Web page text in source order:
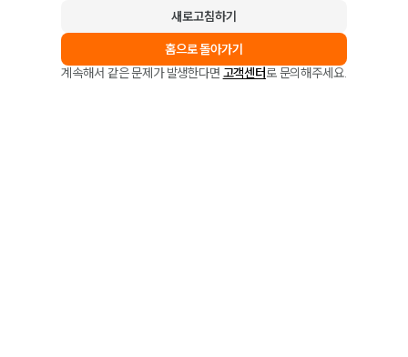
새로고침하기
홈으로 돌아가기
계속해서 같은 문제가 발생한다면 고객센터로 문의해주세요.